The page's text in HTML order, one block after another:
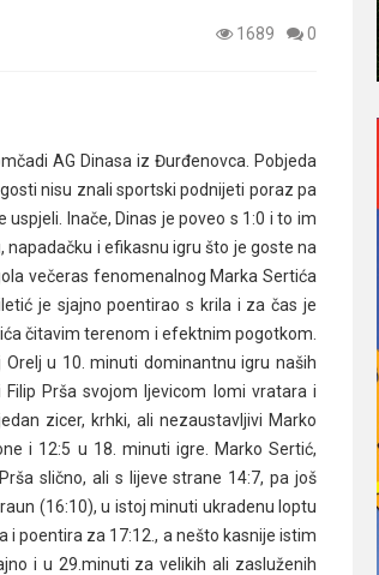
1689 0
AG Dinasa iz Đurđenovca. Pobjeda
nisu znali sportski podnijeti poraz pa
Inače, Dinas je poveo s 1:0 i to im
i efikasnu igru što je goste na
večeras fenomenalnog Marka Sertića
je sjajno poentirao s krila i za čas je
čitavim terenom i efektnim pogotkom.
u 10. minuti dominantnu igru naših
Prša svojom ljevicom lomi vratara i
zicer, krhki, ali nezaustavljivi Marko
i 12:5 u 18. minuti igre. Marko Sertić,
slično, ali s lijeve strane 14:7, pa još
(16:10), u istoj minuti ukradenu loptu
poentira za 17:12., a nešto kasnije istim
i u 29.minuti za velikih ali zasluženih